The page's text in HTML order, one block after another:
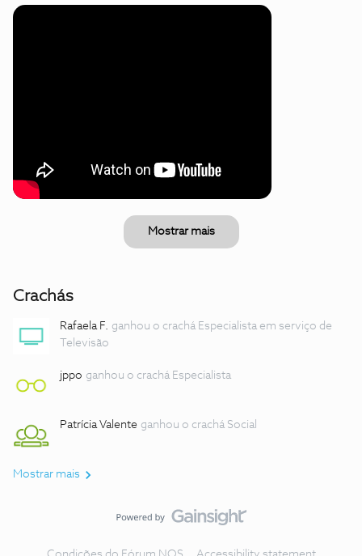
Mostrar mais
Crachás
Rafaela F. ganhou o crachá Especialista em serviço de
Televisão
jppo ganhou o crachá Especialista
Patrícia Valente ganhou o crachá Social
Mostrar mais